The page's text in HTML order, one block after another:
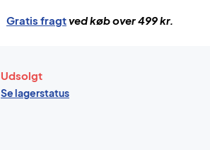
Gratis fragtved køb over 499 kr.
Udsolgt
Se lagerstatus